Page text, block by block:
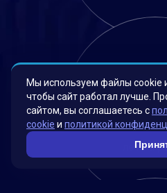
лет на
Мы используем файлы cookie
чтобы сайт работал лучше.
сайтом, вы соглашаетесь с
cookie и политикой